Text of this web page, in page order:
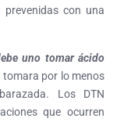
con una
uno tomar ácido
tomara por lo menos
Los DTN
que ocurren